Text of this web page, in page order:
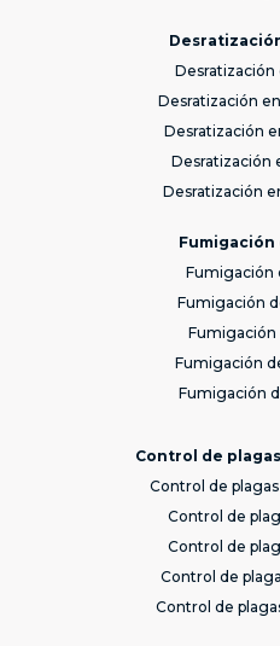
Desratización
Desratización
Desratización
Desratización
Desratización
Fumigación
Fumigación
Fumigación
Fumigación
Fumigación
Fumigación
Control de
Control de
Control de
Control de
Control de
Control de